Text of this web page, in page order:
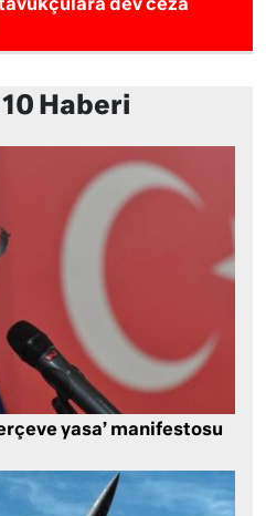
dev ceza
Haberi
yasa’ manifestosu